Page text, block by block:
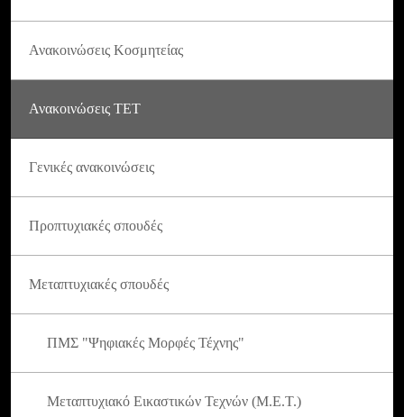
Ανακοινώσεις Κοσμητείας
Ανακοινώσεις ΤΕΤ
Γενικές ανακοινώσεις
Προπτυχιακές σπουδές
Μεταπτυχιακές σπουδές
ΠΜΣ "Ψηφιακές Μορφές Τέχνης"
Μεταπτυχιακό Εικαστικών Τεχνών (Μ.Ε.Τ.)